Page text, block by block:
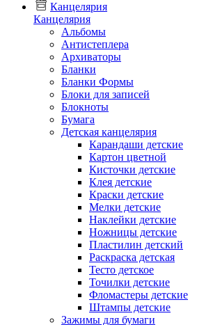
Канцелярия
Канцелярия
Альбомы
Антистеплера
Архиваторы
Бланки
Бланки Формы
Блоки для записей
Блокноты
Бумага
Детская канцелярия
Карандаши детские
Картон цветной
Кисточки детские
Клея детские
Краски детские
Мелки детские
Наклейки детские
Ножницы детские
Пластилин детский
Раскраска детская
Тесто детское
Точилки детские
Фломастеры детские
Штампы детские
Зажимы для бумаги